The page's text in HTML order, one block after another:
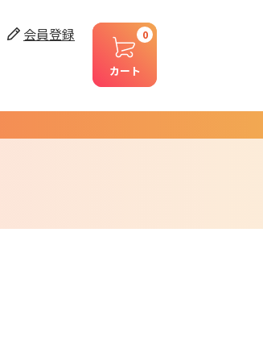
会員登録
カート
0